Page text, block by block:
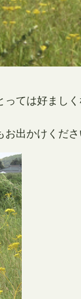
ては好まし
出かけくださ